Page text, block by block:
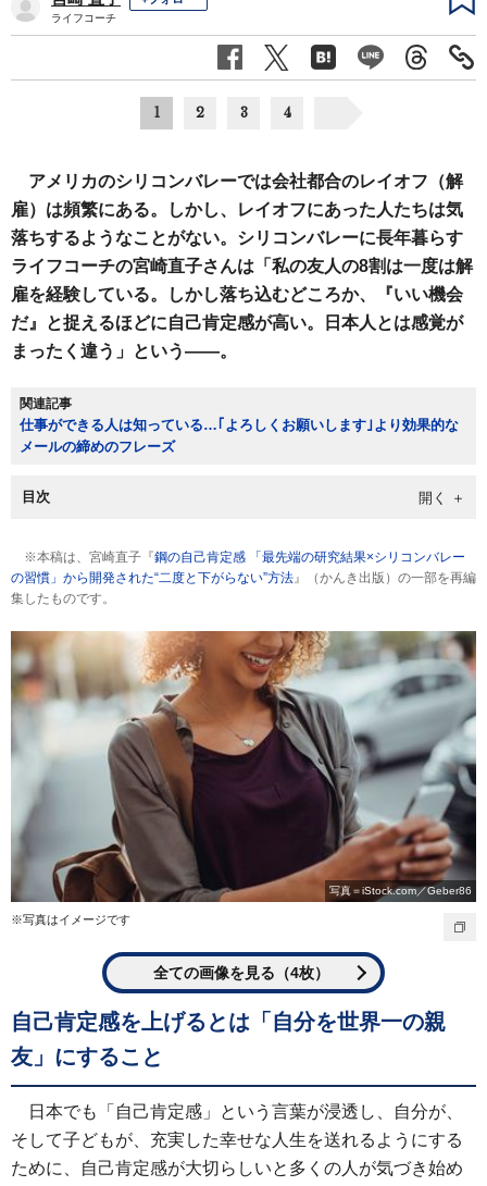
ライフコーチ
1 2 3 4
アメリカのシリコンバレーでは会社都合のレイオフ（解
雇）は頻繁にある。しかし、レイオフにあった人たちは気
落ちするようなことがない。シリコンバレーに長年暮らす
ライフコーチの宮崎直子さんは「私の友人の8割は一度は解
雇を経験している。しかし落ち込むどころか、『いい機会
だ』と捉えるほどに自己肯定感が高い。日本人とは感覚が
まったく違う」という――。
関連記事
仕事ができる人は知っている…｢よろしくお願いします｣より効果的な
メールの締めのフレーズ
目次
※本稿は、宮崎直子『鋼の自己肯定感 「最先端の研究結果×シリコンバレー
の習慣」から開発された“二度と下がらない”方法 』（かんき出版）の一部を再編
集したものです。
写真＝iStock.com／Geber86
※写真はイメージです
全ての画像を見る（4枚）
自己肯定感を上げるとは「自分を世界一の親
友」にすること
日本でも「自己肯定感」という言葉が浸透し、自分が、
そして子どもが、充実した幸せな人生を送れるようにする
ために、自己肯定感が大切らしいと多くの人が気づき始め